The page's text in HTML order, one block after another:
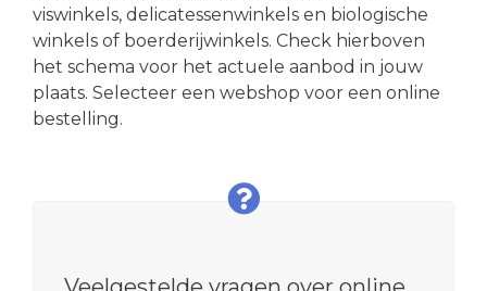
viswinkels, delicatessenwinkels en biologische
winkels of boerderijwinkels. Check hierboven
het schema voor het actuele aanbod in jouw
plaats. Selecteer een webshop voor een online
bestelling.